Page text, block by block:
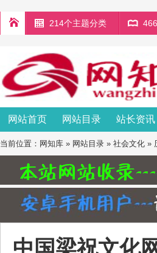
214个主题分类
网站首页 网站目录 站长资讯
当前位置： 网知库 » 网站目录 » 社会文化 »